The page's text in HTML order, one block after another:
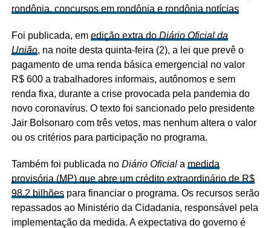
rondônia, concursos em rondônia e rondônia notícias
Foi publicada, em edição extra do Diário Oficial da
União, na noite desta quinta-feira (2), a lei que prevê o
pagamento de uma renda básica emergencial no valor
R$ 600 a trabalhadores informais, autônomos e sem
renda fixa, durante a crise provocada pela pandemia do
novo coronavírus. O texto foi sancionado pelo presidente
Jair Bolsonaro com três vetos, mas nenhum altera o valor
ou os critérios para participação no programa.
Também foi publicada no Diário Oficiala medida
provisória (MP) que abre um crédito extraordinário de R$
98,2 bilhõespara financiar o programa. Os recursos serão
repassados ao Ministério da Cidadania, responsável pela
implementação da medida. A expectativa do governo é